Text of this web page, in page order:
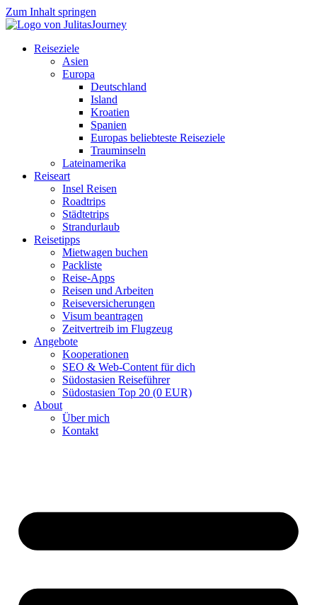
Zum Inhalt springen
Reiseziele
Asien
Europa
Deutschland
Island
Kroatien
Spanien
Europas beliebteste Reiseziele
Trauminseln
Lateinamerika
Reiseart
Insel Reisen
Roadtrips
Städtetrips
Strandurlaub
Reisetipps
Mietwagen buchen
Packliste
Reise-Apps
Reisen und Arbeiten
Reiseversicherungen
Visum beantragen
Zeitvertreib im Flugzeug
Angebote
Kooperationen
SEO & Web-Content für dich
Südostasien Reiseführer
Südostasien Top 20 (0 EUR)
About
Über mich
Kontakt